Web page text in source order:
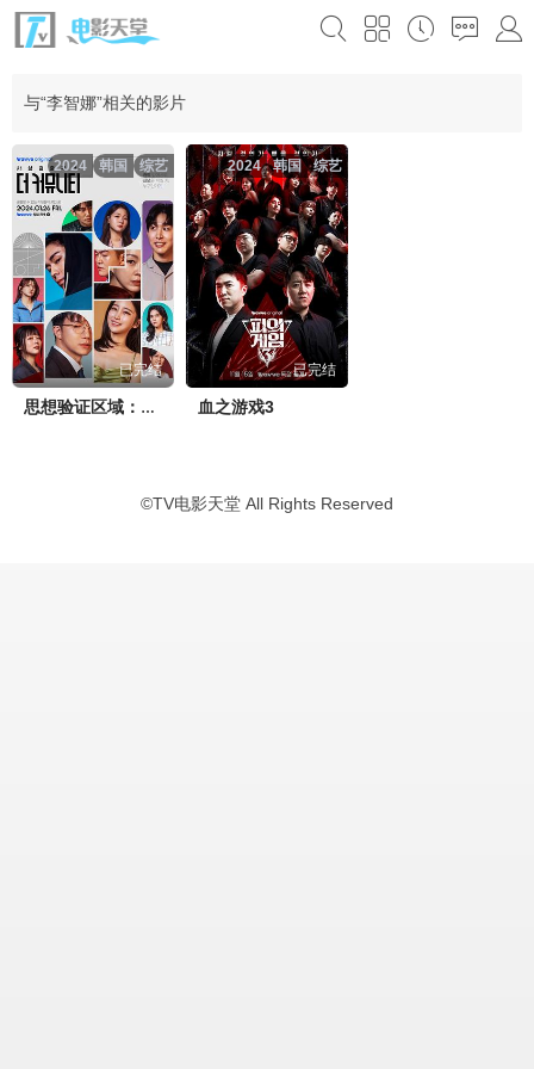
与“李智娜”相关的影片
综艺
韩国
2024
已完结
思想验证区域：TheCommunity
综艺
韩国
2024
已完结
血之游戏3
©TV电影天堂 All Rights Reserved